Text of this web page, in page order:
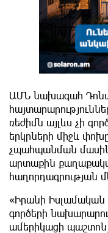
ԱՄՆ նախագահ
ռեժիմն այլևս չի
երկրների միջև
չպահպանման
արտաքին
հաղորդագրության
«Իրանի
գործերի
ամերիկացի